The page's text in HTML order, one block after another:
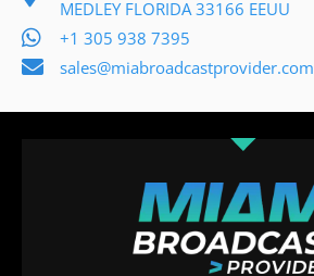
MEDLEY FLORIDA 33166 EEUU
+1 305 938 7395
sales@miabroadcastprovider.com